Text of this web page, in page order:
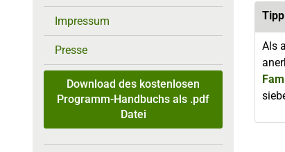
Tipp
Als
Impressum
Presse
Download des kostenlosen
Programm-Handbuchs als .pdf
Datei